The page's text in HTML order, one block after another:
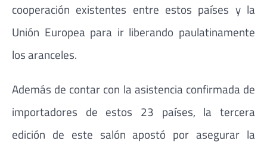
cooperación existentes entre estos países y la
Unión Europea para ir liberando paulatinamente
los aranceles.
Además de contar con la asistencia confirmada de
importadores de estos 23 países, la tercera
edición de este salón apostó por asegurar la